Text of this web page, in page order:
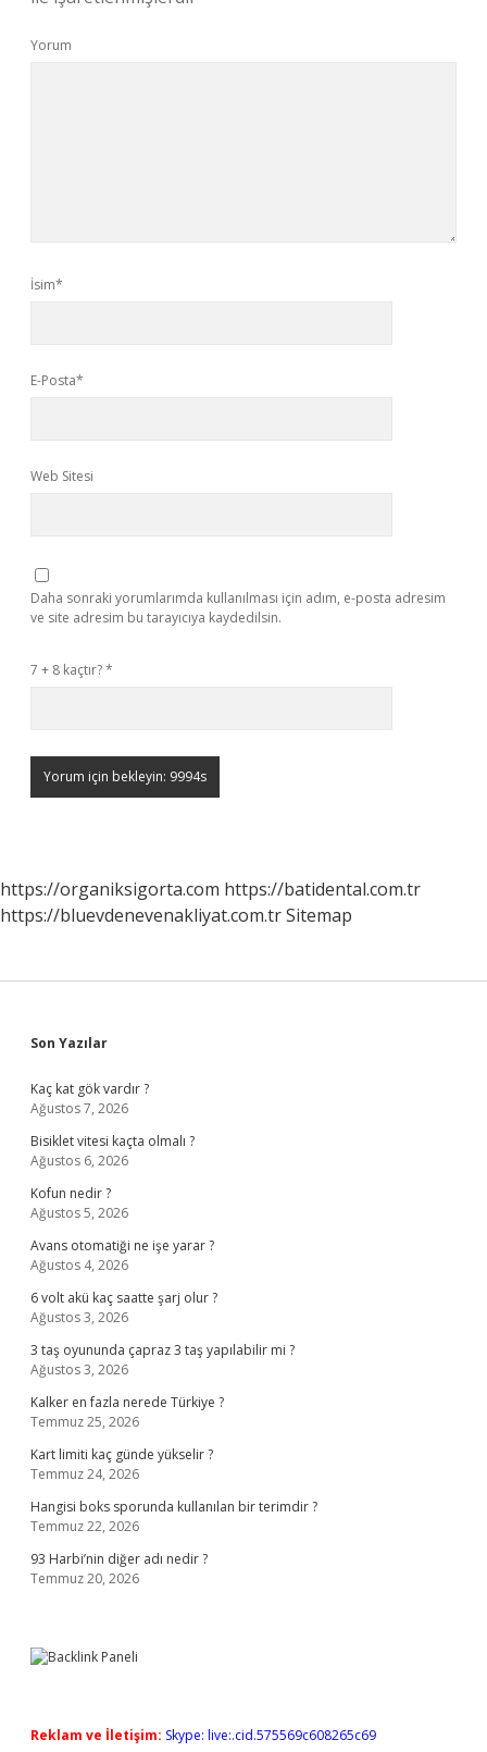
Yorum
İsim*
E-Posta*
Web Sitesi
Daha sonraki yorumlarımda kullanılması için adım, e-posta adresim
ve site adresim bu tarayıcıya kaydedilsin.
7 + 8 kaçtır?*
https://organiksigorta.com https://batidental.com.tr
https://bluevdenevenakliyat.com.trSitemap
Sidebar
Son Yazılar
Kaç kat gök vardır ?
Ağustos 7, 2026
Bisiklet vitesi kaçta olmalı ?
Ağustos 6, 2026
Kofun nedir ?
Ağustos 5, 2026
Avans otomatiği ne işe yarar ?
Ağustos 4, 2026
6 volt akü kaç saatte şarj olur ?
Ağustos 3, 2026
3 taş oyununda çapraz 3 taş yapılabilir mi ?
Ağustos 3, 2026
Kalker en fazla nerede Türkiye ?
Temmuz 25, 2026
Kart limiti kaç günde yükselir ?
Temmuz 24, 2026
Hangisi boks sporunda kullanılan bir terimdir ?
Temmuz 22, 2026
93 Harbi’nin diğer adı nedir ?
Temmuz 20, 2026
Reklam ve İletişim: Skype: live:.cid.575569c608265c69